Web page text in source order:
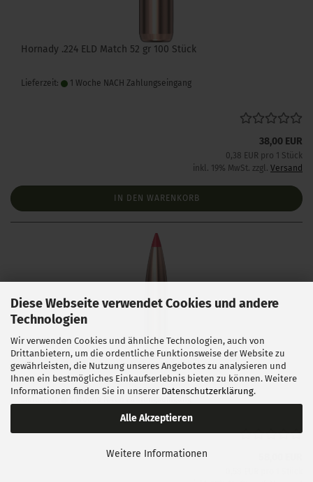
Diese Webseite verwendet Cookies und andere
Technologien
Wir verwenden Cookies und ähnliche Technologien, auch von
Drittanbietern, um die ordentliche Funktionsweise der Website zu
gewährleisten, die Nutzung unseres Angebotes zu analysieren und
Ihnen ein bestmögliches Einkaufserlebnis bieten zu können. Weitere
Informationen finden Sie in unserer Datenschutzerklärung.
Alle Akzeptieren
Weitere Informationen
Hornady .224 ELD Match 52 gr 100 Stück
Lieferzeit: 1 Woche NACH Zahlungseingang
38,00 EUR
0,38 EUR pro 1 Stück
inkl. 19% MwSt. zzgl. Versand
IN DEN WARENKORB
Hornady .243 ELD Match 108 gr 100 Stück